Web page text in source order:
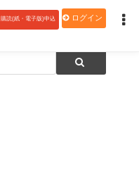
購読(紙・電子版)申込 ログイン